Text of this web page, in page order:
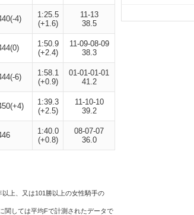
4)
1:25.5
(+1.6)
11-13
38.5
1:50.9
(+2.4)
11-09-08-09
38.3
6)
1:58.1
(+0.9)
01-01-01-01
41.2
1:39.3
(+2.5)
11-10-10
39.2
1:40.0
(+0.8)
08-07-07
36.0
上、又は101勝以上の女性騎手の
関しては平均Fで計測されたデータで